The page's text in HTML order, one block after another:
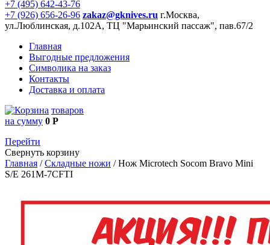
+7 (495) 642-43-76
+7 (926) 656-26-96 zakaz@gknives.ru г.Москва,
ул.Люблинская, д.102А, ТЦ "Марьинский пассаж", пав.67/2
Главная
Выгодные предложения
Символика на заказ
Контакты
Доставка и оплата
товаров
на сумму 0 Р
Перейти
Свернуть корзину
Главная /Складные ножи /Нож Microtech Socom Bravo Mini
S/E 261M-7CFTI